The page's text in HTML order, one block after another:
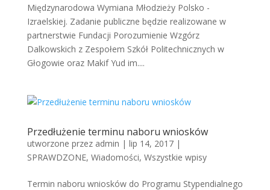
Międzynarodowa Wymiana Młodzieży Polsko -
Izraelskiej. Zadanie publiczne będzie realizowane w
partnerstwie Fundacji Porozumienie Wzgórz
Dalkowskich z Zespołem Szkół Politechnicznych w
Głogowie oraz Makif Yud im....
Przedłużenie terminu naboru wniosków
utworzone przez admin | lip 14, 2017|
SPRAWDZONE, Wiadomości, Wszystkie wpisy
Termin naboru wniosków do Programu Stypendialnego